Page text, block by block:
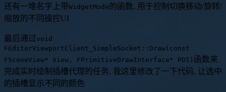
还有一堆名字上带WidgetMode的函数, 用于控制切换移动/旋转/
缩放的不同操控UI
最后通过void
FEditorViewportClient_SimpleSocket::Draw(const
FSceneView* View, FPrimitiveDrawInterface* PDI) 函数来
完成实时绘制插槽代理的任务, 我这里修改了一下代码, 让选中
的插槽显示不同的颜色